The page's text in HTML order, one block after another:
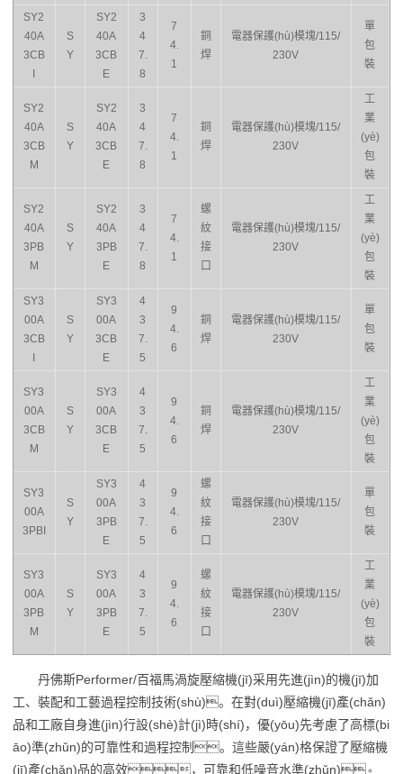
SY2
40A
3CB
S
Y
SY2
40A
3CB
E
3
4
7.
8
7
4.
1
銅
焊
電器保護(hù)模塊/115/
230V
單
包
裝
SY2
40A
3CB
M
S
Y
SY2
40A
3CB
E
3
4
7.
8
7
4.
1
銅
焊
電器保護(hù)模塊/115/
230V
工
業
(yè)
包
裝
SY2
40A
3PB
M
S
Y
SY2
40A
3PB
E
3
4
7.
8
7
4.
1
螺
紋
接
口
電器保護(hù)模塊/115/
230V
工
業
(yè)
包
裝
SY3
00A
3CB
S
Y
SY3
00A
3CB
E
4
3
7.
5
9
4.
6
銅
焊
電器保護(hù)模塊/115/
230V
單
包
裝
SY3
00A
3CB
M
S
Y
SY3
00A
3CB
E
4
3
7.
5
9
4.
6
銅
焊
電器保護(hù)模塊/115/
230V
工
業
(yè)
包
裝
SY3
00A
3PBI
S
Y
SY3
00A
3PB
E
4
3
7.
5
9
4.
6
螺
紋
接
口
電器保護(hù)模塊/115/
230V
單
包
裝
SY3
00A
3PB
M
S
Y
SY3
00A
3PB
E
4
3
7.
5
9
4.
6
螺
紋
接
口
電器保護(hù)模塊/115/
230V
工
業
(yè)
包
裝
丹佛斯Performer/百福馬渦旋壓縮機(jī)采用先進(jìn)的機(jī)加
工、裝配和工藝過程控制技術(shù)。在對(duì)壓縮機(jī)產(chǎn)
品和工廠自身進(jìn)行設(shè)計(jì)時(shí)，優(yōu)先考慮了高標(bi
āo)準(zhǔn)的可靠性和過程控制。這些嚴(yán)格保證了壓縮機
(jī)產(chǎn)品的高效，可靠和低噪音水準(zhǔn)。